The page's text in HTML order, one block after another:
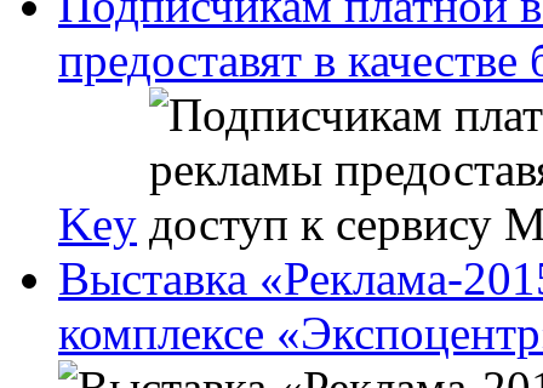
предоставят в
Key
Выставка «Реклама-
комплексе